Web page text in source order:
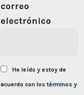
correo
electrónico
He leído y estoy de
acuerdo con lostérminos y